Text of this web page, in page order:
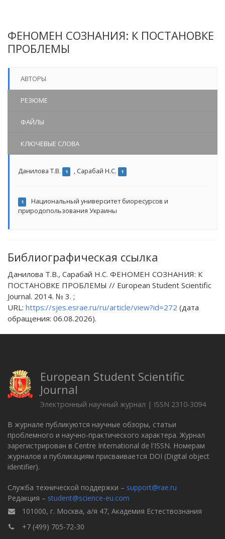
ФЕНОМЕН СОЗНАНИЯ: К ПОСТАНОВКЕ
ПРОБЛЕМЫ
АВТОРЫ
РЕЗЮМЕ
ФАЙЛЫ
КЛЮЧЕВЫЕ СЛОВА
Данилова Т.В. 1 , Сарабай Н.С. 1
1
Национальный университет биоресурсов и
природопользования Украины
Библиографическая ссылка
Данилова Т.В., Сарабай Н.С. ФЕНОМЕН СОЗНАНИЯ: К
ПОСТАНОВКЕ ПРОБЛЕМЫ // European Student Scientific
Journal. 2014. № 3. ;
URL: https://sjes.esrae.ru/ru/article/view?id=272 (дата
обращения: 06.08.2026).
European Student Scientific
Journal
Электронный научный журнал | ISSN 2310-3094
В журнале публикуются научные обзоры, статьи
проблемного и научно-практического характера. Журнал
зарегистрирован в Centre International de l'ISSN. Номерам
журналов и публикациям присваивается DOI (Digital object
identifier).
Служба технической поддержки – support@rae.ru
Редакция – student@science-eu.com
101000, г. Москва, а/я 47, Академия Естествознания
+7 (499) 705-72-30